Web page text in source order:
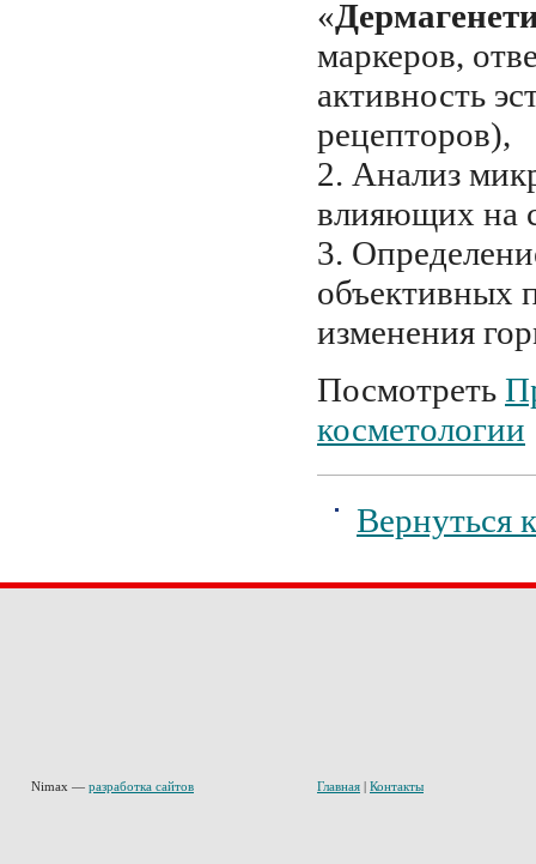
«
маркеров,
активность
рецепторов),
2. Анализ
влияющих на
3.
объективных
изменения
Посмотреть
косметологии
Вернуться
Nimax — разработка сайтов Главная | Контакты